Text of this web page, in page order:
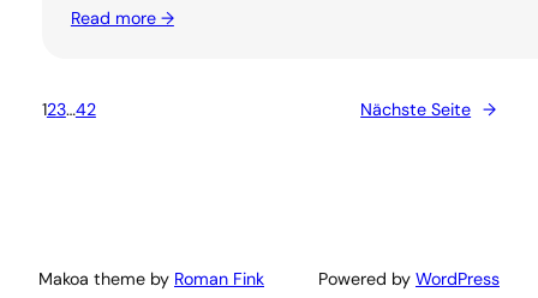
Read more →
123…42 Nächste Seite →
Makoa theme by Roman Fink Powered by WordPress